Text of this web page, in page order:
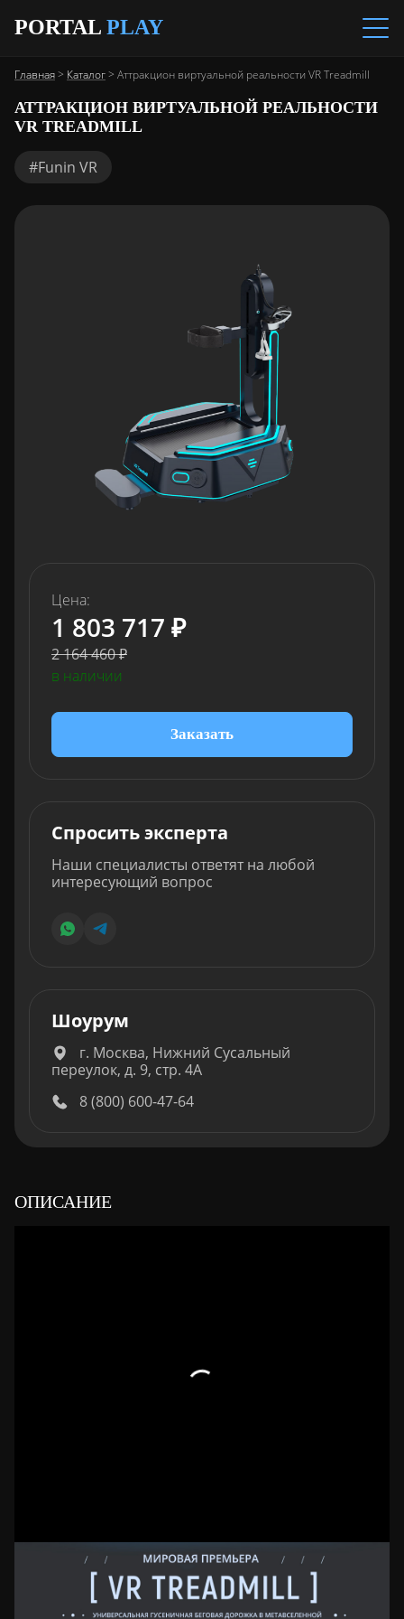
PORTAL PLAY
Главная> Каталог> Аттракцион виртуальной реальности VR Treadmill
АТТРАКЦИОН ВИРТУАЛЬНОЙ РЕАЛЬНОСТИ
VR TREADMILL
#Funin VR
Цена:
1 803 717 ₽
2 164 460 ₽
в наличии
Заказать
Спросить эксперта
Наши специалисты ответят на любой
интересующий вопрос
Шоурум
г. Москва, Нижний Сусальный
переулок, д. 9, стр. 4А
8 (800) 600-47-64
ОПИСАНИЕ